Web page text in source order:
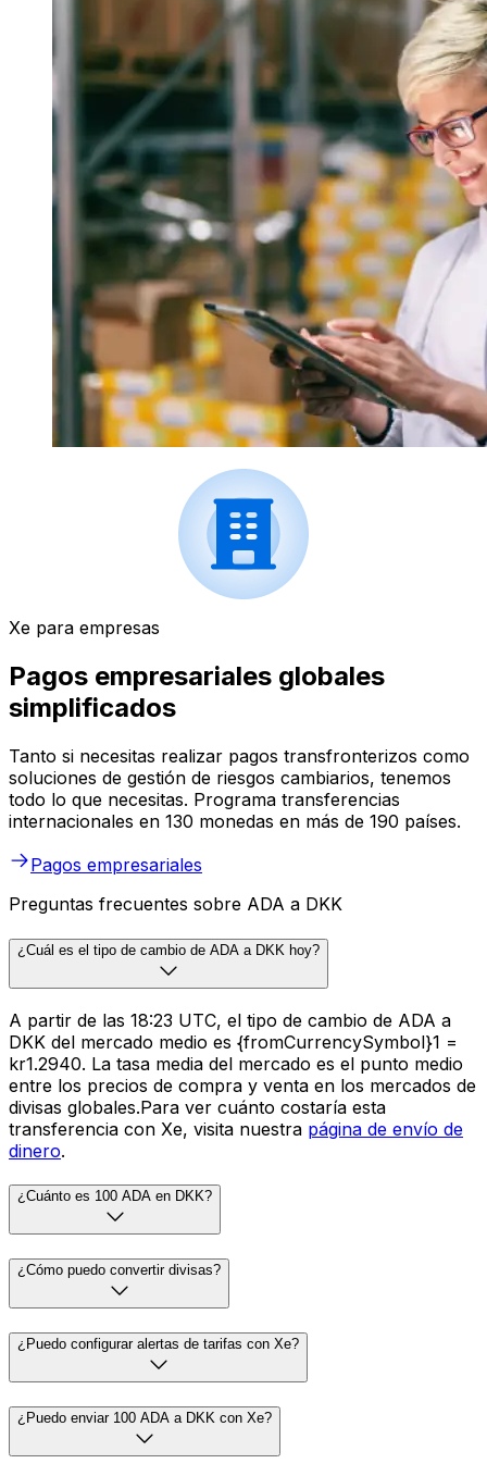
Xe para empresas
Pagos empresariales globales
simplificados
Tanto si necesitas realizar pagos transfronterizos como
soluciones de gestión de riesgos cambiarios, tenemos
todo lo que necesitas. Programa transferencias
internacionales en 130 monedas en más de 190 países.
Pagos empresariales
Preguntas frecuentes sobre ADA a DKK
¿Cuál es el tipo de cambio de ADA a DKK hoy?
A partir de las 18:23 UTC, el tipo de cambio de ADA a
DKK del mercado medio es {fromCurrencySymbol}1 =
kr1.2940. La tasa media del mercado es el punto medio
entre los precios de compra y venta en los mercados de
divisas globales.Para ver cuánto costaría esta
transferencia con Xe, visita nuestra página de envío de
dinero.
¿Cuánto es 100 ADA en DKK?
¿Cómo puedo convertir divisas?
¿Puedo configurar alertas de tarifas con Xe?
¿Puedo enviar 100 ADA a DKK con Xe?